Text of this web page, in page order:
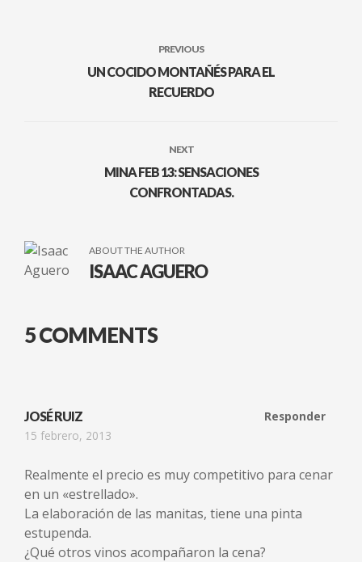
PREVIOUS
UN COCIDO MONTAÑÉS PARA EL
RECUERDO
NEXT
MINA FEB 13: SENSACIONES
CONFRONTADAS.
ABOUT THE AUTHOR
ISAAC AGUERO
5 COMMENTS
JOSÉ RUIZ
15 febrero, 2013
Responder
Realmente el precio es muy competitivo para cenar
en un «estrellado».
La elaboración de las manitas, tiene una pinta
estupenda.
¿Qué otros vinos acompañaron la cena?